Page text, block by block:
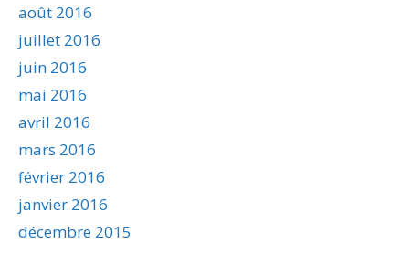
août 2016
juillet 2016
juin 2016
mai 2016
avril 2016
mars 2016
février 2016
janvier 2016
décembre 2015